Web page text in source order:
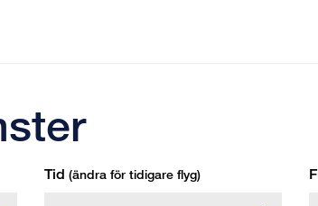
Tid (ändra för tidigare flyg)